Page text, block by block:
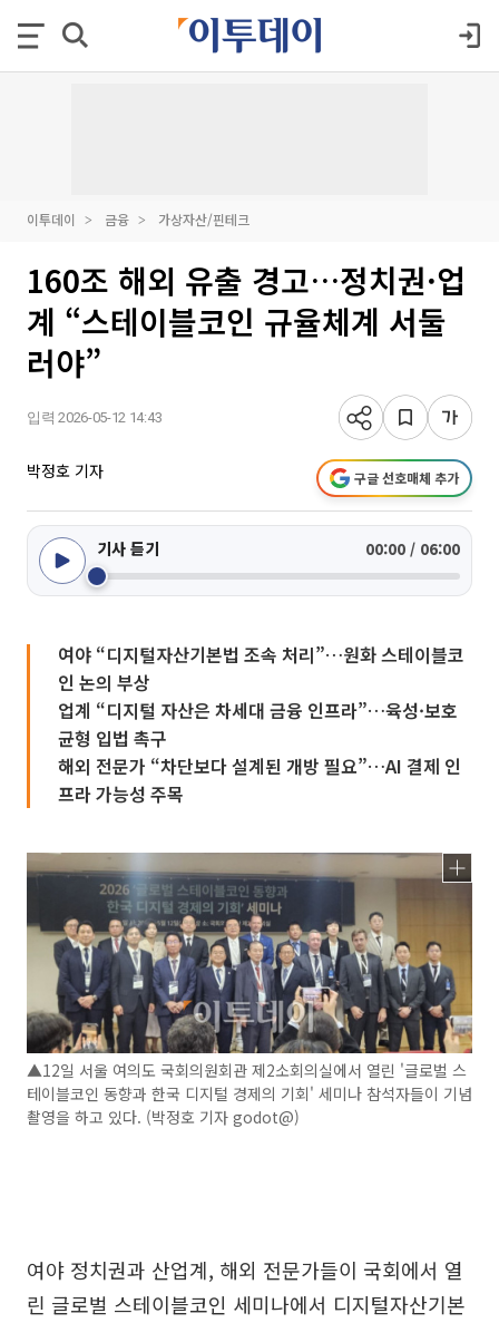
이투데이 금융 가상자산/핀테크
160조 해외 유출 경고…정치권·업
계 “스테이블코인 규율체계 서둘
러야”
입력 2026-05-12 14:43
박정호 기자 구글 선호매체 추가
기사 듣기 00:00 / 06:00
여야 “디지털자산기본법 조속 처리”…원화 스테이블코
인 논의 부상
업계 “디지털 자산은 차세대 금융 인프라”…육성·보호
균형 입법 촉구
해외 전문가 “차단보다 설계된 개방 필요”…AI 결제 인
프라 가능성 주목
▲12일 서울 여의도 국회의원회관 제2소회의실에서 열린 '글로벌 스
테이블코인 동향과 한국 디지털 경제의 기회' 세미나 참석자들이 기념
촬영을 하고 있다. (박정호 기자 godot@)
여야 정치권과 산업계, 해외 전문가들이 국회에서 열
린 글로벌 스테이블코인 세미나에서 디지털자산기본